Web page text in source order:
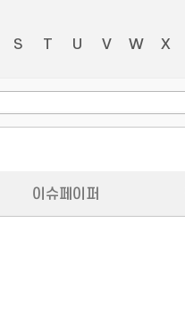
S T U V W X
이슈페이퍼